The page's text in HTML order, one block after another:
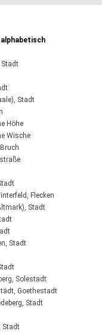
alphabetisch
Stadt
Stadt
Höhe
Wische
Flecken
Stadt
Stadt
Solestadt
Goethestadt
Stadt
Stadt